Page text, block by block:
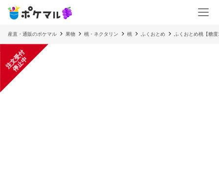
産直・通販のポケマル 果物 桃・ネクタリン 桃 ふくおとめ ふくおとめ桃【糖
注
文
受
付
停
止
中